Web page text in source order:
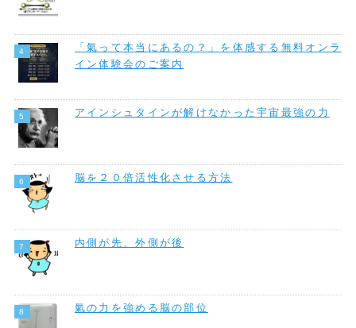
「氣って本当にあるの？」を体感する無料オンラ
イン体験会のご案内
アインシュタインが解けなかった宇宙最強の力
脳を２０倍活性化させる方法
内側が先、外側が後
氣の力を強める脳の部位